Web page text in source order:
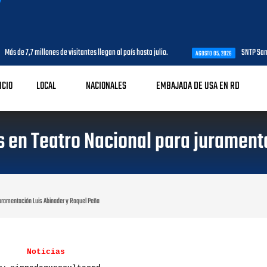
millones de visitantes llegan al país hasta julio. AGOSTO 05, 2026 SNTP Santo
LOCAL NACIONALES EMBAJADA DE USA EN RD
Teatro Nacional para
Luis Abinader y Raquel Peña
Noticias